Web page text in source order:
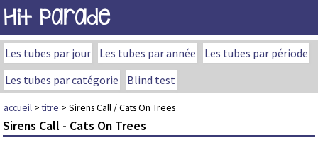
Hit Parade
Les tubes par jour Les tubes par année
Les tubes par période
Les tubes par catégorie
Blind test
accueil >titre > Sirens Call / Cats On Trees
Sirens Call - Cats On Trees